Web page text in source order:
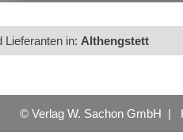
Lieferanten in: Althengstett
© Verlag W. Sachon GmbH |